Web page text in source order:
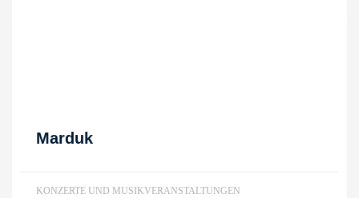
Marduk
KONZERTE UND MUSIKVERANSTALTUNGEN